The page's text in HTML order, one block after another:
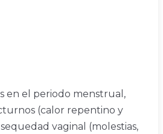
en el periodo menstrual,
(calor repentino y
vaginal (molestias,